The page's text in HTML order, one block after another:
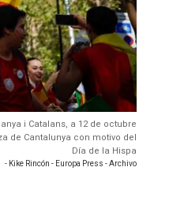
i Catalans, a 12 de octubre
de Cantalunya con motivo del
Día de la Hispa
- Kike Rincón - Europa Press - Archivo